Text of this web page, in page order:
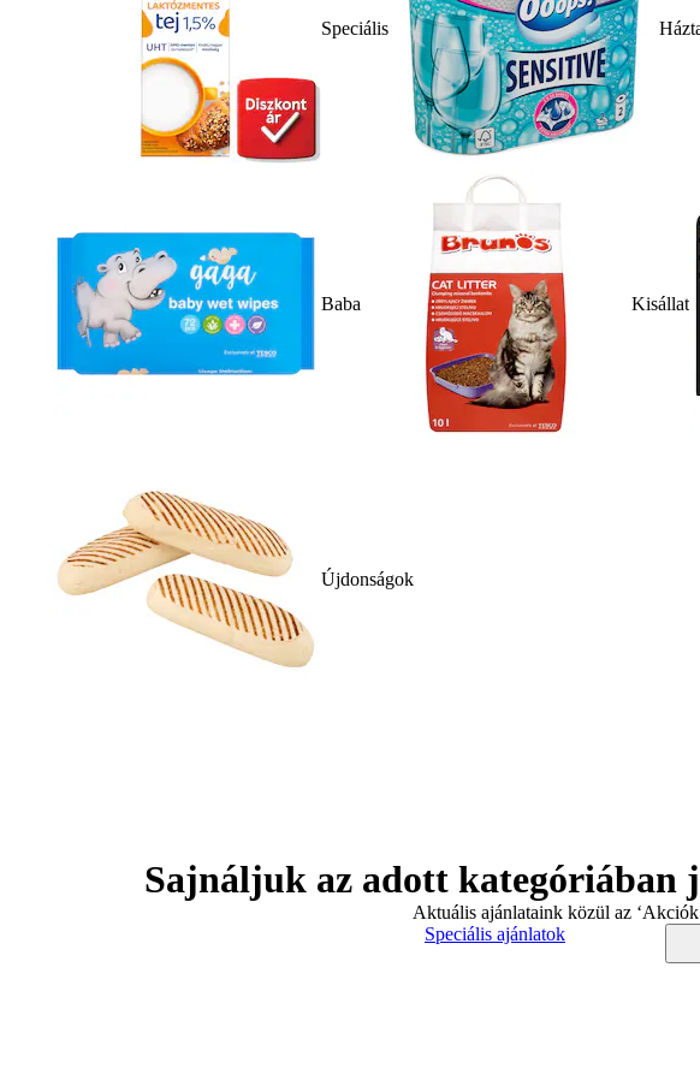
Speciális
Baba Kisállat
Újdonságok
Sajnáljuk az adott kategóriában
Aktuális ajánlataink közül az
Speciális ajánlatok